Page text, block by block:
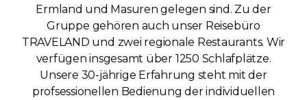
Ermland und Masuren gelegen sind. Zu der
Gruppe gehören auch unser Reisebüro
TRAVELAND und zwei regionale Restaurants. Wir
verfügen insgesamt über 1250 Schlafplätze.
Unsere 30-jährige Erfahrung steht mit der
profsessionellen Bedienung der individuellen